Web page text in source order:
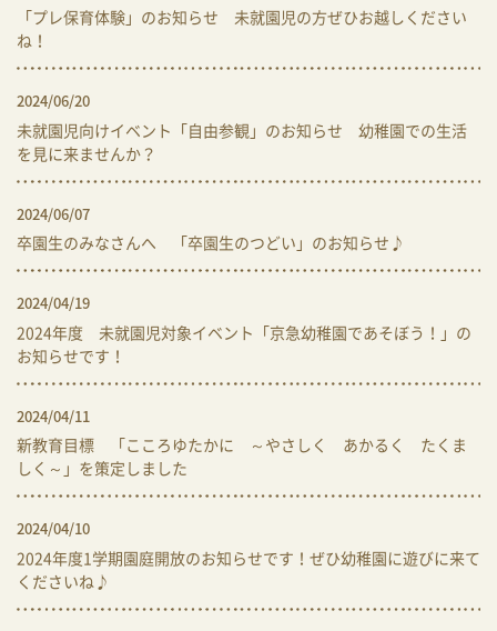
「プレ保育体験」のお知らせ 未就園児の方ぜひお越しください
ね！
2024/06/20
未就園児向けイベント「自由参観」のお知らせ 幼稚園での生活
を見に来ませんか？
2024/06/07
卒園生のみなさんへ 「卒園生のつどい」のお知らせ♪
2024/04/19
2024年度 未就園児対象イベント「京急幼稚園であそぼう！」の
お知らせです！
2024/04/11
新教育目標 「こころゆたかに ～やさしく あかるく たくま
しく～」を策定しました
2024/04/10
2024年度1学期園庭開放のお知らせです！ぜひ幼稚園に遊びに来て
くださいね♪